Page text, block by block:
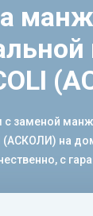
заменой
(АСКОЛИ) на
с